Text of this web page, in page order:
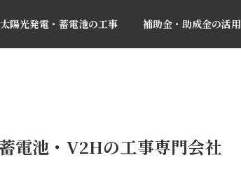
太陽光発電・蓄電池の工事 補助金・助成金の活用
電池・V2Hの工事専門会社